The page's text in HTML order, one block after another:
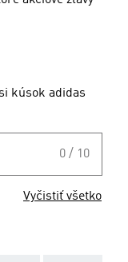
kúsok adidas
0 / 10
Vyčistiť všetko